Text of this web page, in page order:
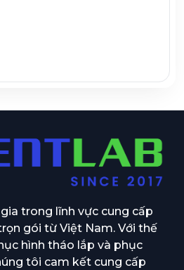
trong lĩnh vực cung cấp
gói từ Việt Nam. Với thế
hình tháo lắp và phục
tôi cam kết cung cấp